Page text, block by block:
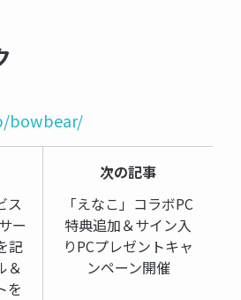
bowbear/
ス
ー
記
＆
を
次の記事
「えなこ」コラボPC
特典追加＆サイン入
りPCプレゼントキャ
ンペーン開催